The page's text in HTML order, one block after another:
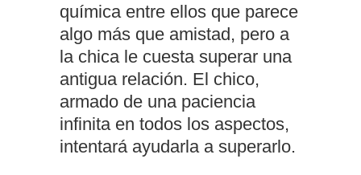
química entre ellos que parece
algo más que amistad, pero a
la chica le cuesta superar una
antigua relación. El chico,
armado de una paciencia
infinita en todos los aspectos,
intentará ayudarla a superarlo.